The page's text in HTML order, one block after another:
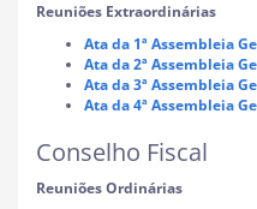
Reuniões Extraordinárias
Ata da 1ª Assembleia
Ata da 2ª Assembleia
Ata da 3ª Assembleia
Ata da 4ª Assembleia
Conselho Fiscal
Reuniões Ordinárias